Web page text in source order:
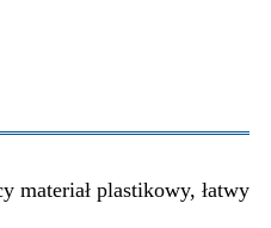
materiał plastikowy, łatwy